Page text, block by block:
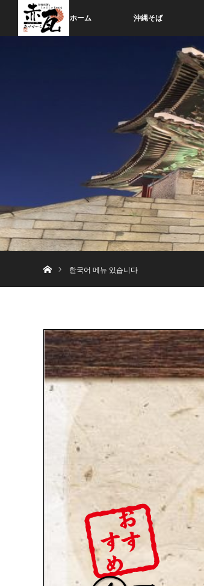
ホーム 沖縄そば
한국어 메뉴 있습니다